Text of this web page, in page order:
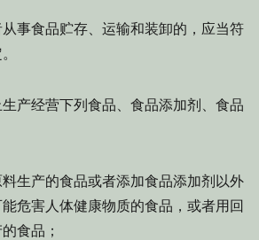
事食品贮存、运输和装卸的，应当符
产经营下列食品、食品添加剂、食品
生产的食品或者添加食品添加剂以外
危害人体健康物质的食品，或者用回
食品；